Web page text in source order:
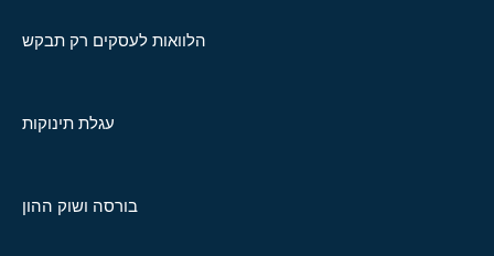
הלוואות לעסקים רק תבקש
עגלת תינוקות
בורסה ושוק ההון